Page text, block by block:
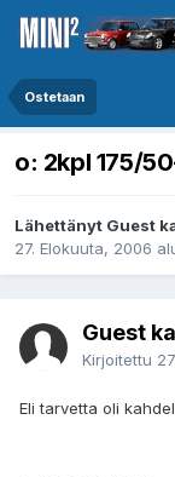
Ostetaan
o: 2kpl 175/
Lähettänyt Guest
27. Elokuuta, 2006
Guest
Kirjoitettu
Eli tarvetta oli